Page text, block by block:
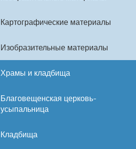
Картографические материалы
Изобразительные материалы
Храмы и кладбища
Благовещенская церковь-
усыпальница
Кладбища